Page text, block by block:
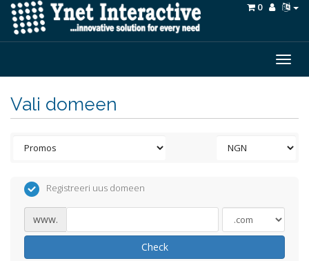
0
Vali domeen
Registreeri uus domeen
www.
Check